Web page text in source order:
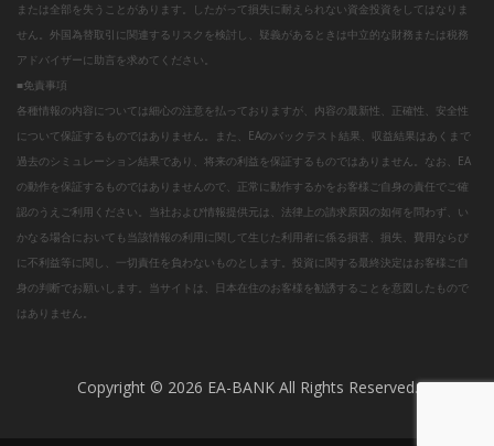
または全部を失うことがあります。したがって損失に耐えられない資金投資をしてはなりま
せん。外国為替取引に関連するリスクを検討し、疑義があるときは中立的な財務または税務
アドバイザーに助言を求めてください。
■免責事項
各種情報の内容については細心の注意を払っておりますが、内容の最新性、正確性、安全性
について保証するものではありません。また、EAのバックテスト結果、収益結果はあくまで
過去のシミュレーション結果であり、将来の利益を保証するものではありません。なお、EA
の動作を保証するものではありませんので、正常に動作するかをお客様ご自身の責任でご確
認のうえご利用ください。当社および情報提供元は、法律上の請求原因の如何を問わず、い
かなる場合においても当該情報の利用に関して生じた利用者に係る損害、損失、費用ならび
に不利益等に関し、一切責任を負わないものとします。投資に関する最終決定はお客様ご自
身の判断でお願いします。当サイトは、日本在住のお客様を勧誘することを意図したもので
はありません。
Copyright © 2026 EA-BANK All Rights Reserved.